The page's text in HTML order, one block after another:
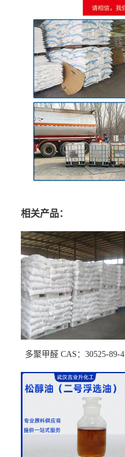
相关产品：
多聚甲醛 CAS：30525-89-4